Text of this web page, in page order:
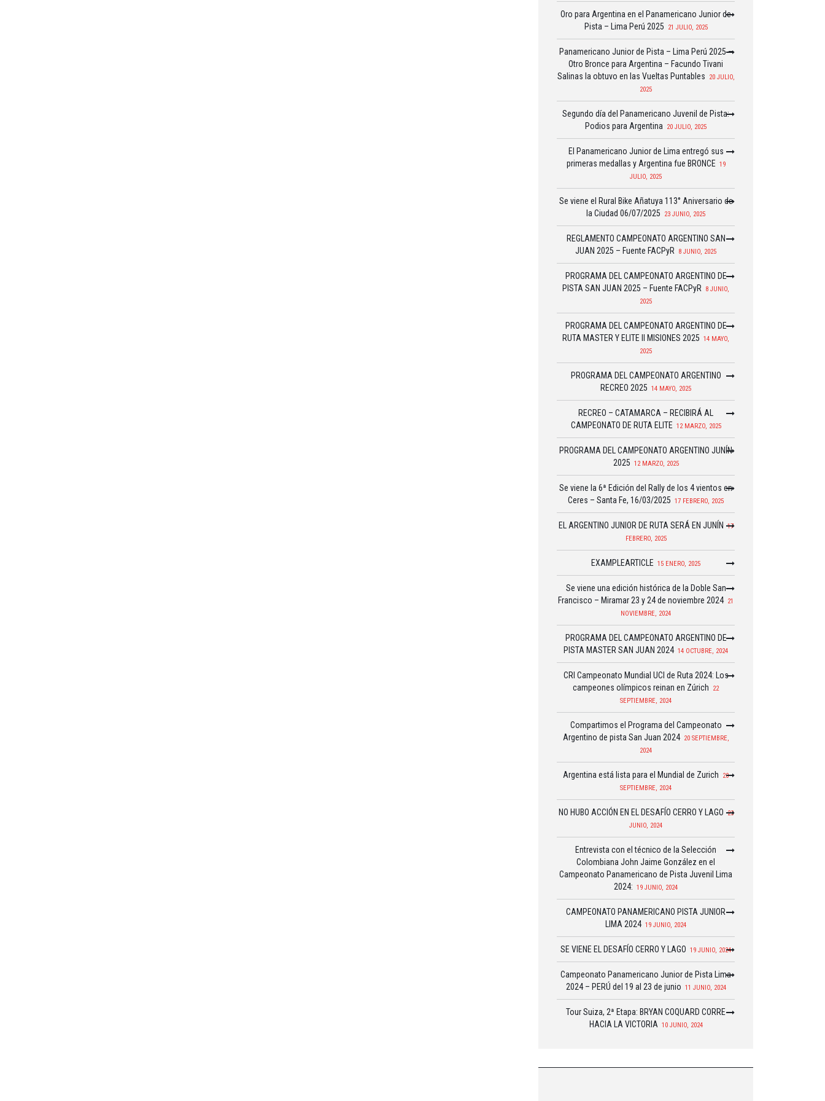
Oro para Argentina en el Panamericano Junior de
Pista – Lima Perú 2025
21 JULIO, 2025
Panamericano Junior de Pista – Lima Perú 2025 –
Otro Bronce para Argentina – Facundo Tivani
Salinas la obtuvo en las Vueltas Puntables
20 JULIO,
2025
Segundo día del Panamericano Juvenil de Pista:
Podios para Argentina
20 JULIO, 2025
El Panamericano Junior de Lima entregó sus
primeras medallas y Argentina fue BRONCE 19
JULIO, 2025
Se viene el Rural Bike Añatuya 113° Aniversario de
la Ciudad 06/07/2025
23 JUNIO, 2025
REGLAMENTO CAMPEONATO ARGENTINO SAN
JUAN 2025 – Fuente FACPyR
8 JUNIO, 2025
PROGRAMA DEL CAMPEONATO ARGENTINO DE
PISTA SAN JUAN 2025 – Fuente FACPyR
8 JUNIO,
2025
PROGRAMA DEL CAMPEONATO ARGENTINO DE
RUTA MASTER Y ELITE II MISIONES 2025 14 MAYO,
2025
PROGRAMA DEL CAMPEONATO ARGENTINO
RECREO 2025 14 MAYO, 2025
RECREO – CATAMARCA – RECIBIRÁ AL
CAMPEONATO DE RUTA ELITE 12 MARZO, 2025
PROGRAMA DEL CAMPEONATO ARGENTINO JUNÍN
2025 12 MARZO, 2025
Se viene la 6ª Edición del Rally de los 4 vientos en
Ceres – Santa Fe, 16/03/2025 17 FEBRERO, 2025
EL ARGENTINO JUNIOR DE RUTA SERÁ EN JUNÍN 17
FEBRERO, 2025
EXAMPLEARTICLE 15 ENERO, 2025
Se viene una edición histórica de la Doble San
Francisco – Miramar 23 y 24 de noviembre 2024 21
NOVIEMBRE, 2024
PROGRAMA DEL CAMPEONATO ARGENTINO DE
PISTA MASTER SAN JUAN 2024 14 OCTUBRE, 2024
CRI Campeonato Mundial UCI de Ruta 2024: Los
campeones olímpicos reinan en Zúrich
22
SEPTIEMBRE, 2024
Compartimos el Programa del Campeonato
Argentino de pista San Juan 2024 20 SEPTIEMBRE,
2024
Argentina está lista para el Mundial de Zurich
20
SEPTIEMBRE, 2024
NO HUBO ACCIÓN EN EL DESAFÍO CERRO Y LAGO 23
JUNIO, 2024
Entrevista con el técnico de la Selección
Colombiana John Jaime González en el
Campeonato Panamericano de Pista Juvenil Lima
2024: 19 JUNIO, 2024
CAMPEONATO PANAMERICANO PISTA JUNIOR
LIMA 2024 19 JUNIO, 2024
SE VIENE EL DESAFÍO CERRO Y LAGO 19 JUNIO, 2024
Campeonato Panamericano Junior de Pista Lima
2024 – PERÚ del 19 al 23 de junio 11 JUNIO, 2024
Tour Suiza, 2ª Etapa: BRYAN COQUARD CORRE
HACIA LA VICTORIA 10 JUNIO, 2024